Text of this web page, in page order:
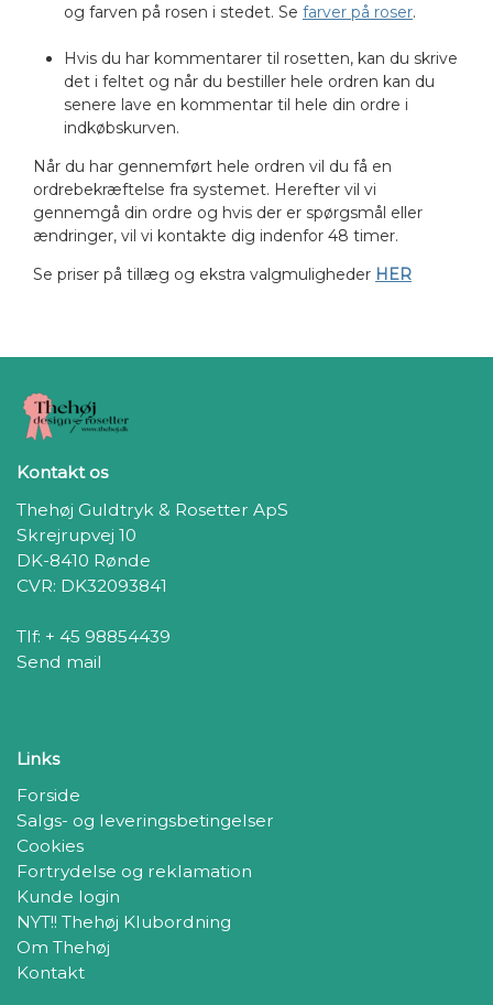
og farven på rosen i stedet. Se farver på roser.
Hvis du har kommentarer til rosetten, kan du skrive
det i feltet og når du bestiller hele ordren kan du
senere lave en kommentar til hele din ordre i
indkøbskurven.
Når du har gennemført hele ordren vil du få en
ordrebekræftelse fra systemet. Herefter vil vi
gennemgå din ordre og hvis der er spørgsmål eller
ændringer, vil vi kontakte dig indenfor 48 timer.
Se priser på tillæg og ekstra valgmuligheder HER
Kontakt os
Thehøj Guldtryk & Rosetter ApS
Skrejrupvej 10
DK-8410 Rønde
CVR: DK32093841
Tlf: + 45 98854439
Send mail
Links
Forside
Salgs- og leveringsbetingelser
Cookies
Fortrydelse og reklamation
Kunde login
NYT!! Thehøj Klubordning
Om Thehøj
Kontakt